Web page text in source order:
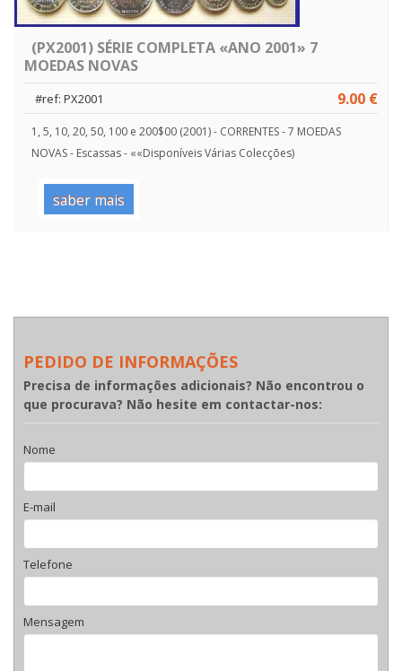
(PX2001) SÉRIE COMPLETA «ANO 2001» 7
MOEDAS NOVAS
9.00 €
#ref: PX2001
1, 5, 10, 20, 50, 100 e 200$00 (2001) - CORRENTES - 7 MOEDAS
NOVAS - Escassas - ««Disponíveis Várias Colecções)
saber mais
PEDIDO DE INFORMAÇÕES
Precisa de informações adicionais? Não encontrou o
que procurava? Não hesite em contactar-nos:
Nome
E-mail
Telefone
Mensagem